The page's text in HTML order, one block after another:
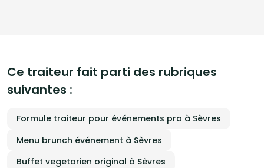
Ce traiteur fait parti des rubriques
suivantes :
Formule traiteur pour événements pro à Sèvres
Menu brunch événement à Sèvres
Buffet vegetarien original à Sèvres